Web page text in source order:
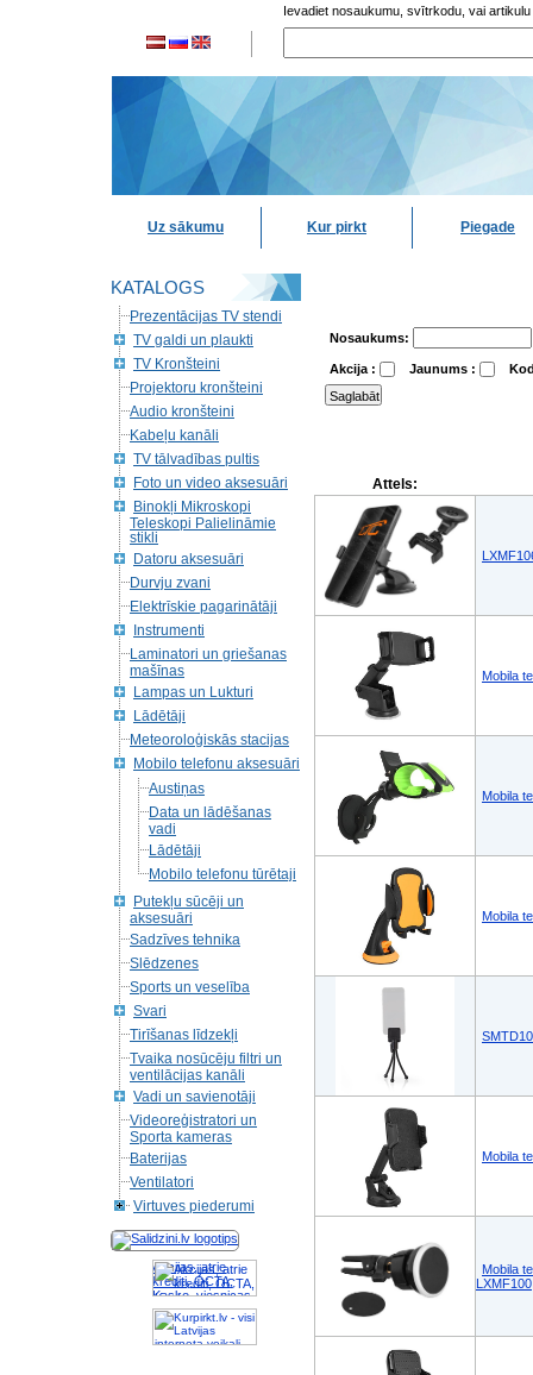
Ievadiet nosaukumu, svītrkodu, vai artikulu
Uz sākumu Kur pirkt Piegade
KATALOGS
Prezentācijas TV stendi
TV galdi un plaukti
TV Kronšteini
Projektoru kronšteini
Audio kronšteini
Kabeļu kanāli
TV tālvadības pultis
Foto un video aksesuāri
Binokļi Mikroskopi
Teleskopi Palielināmie
stikli
Datoru aksesuāri
Durvju zvani
Elektrīskie pagarinātāji
Instrumenti
Laminatori un griešanas
mašīnas
Lampas un Lukturi
Lādētāji
Meteoroloģiskās stacijas
Mobilo telefonu aksesuāri
Austiņas
Data un lādēšanas
vadi
Lādētāji
Mobilo telefonu tūrētaji
Putekļu sūcēji un
aksesuāri
Sadzīves tehnika
Slēdzenes
Sports un veselība
Svari
Tirīšanas līdzekļi
Tvaika nosūcēju filtri un
ventilācijas kanāli
Vadi un savienotāji
Videoreģistratori un
Sporta kameras
Baterijas
Ventilatori
Virtuves piederumi
Akcijas, atrie
krediti, OCTA,
Kasko, viesnicas,
letas aviobiletes,
taksi, interneta
veikali
Nosaukums:
Akcija : Jaunums :
Attels:
Mobila
Mobila
Mobila
Mobila
Mobila
LXMF100